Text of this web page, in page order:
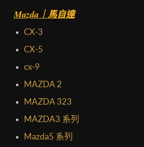
Mazda｜馬自達
CX-3
CX-5
cx-9
MAZDA 2
MAZDA 323
MAZDA3 系列
Mazda5 系列